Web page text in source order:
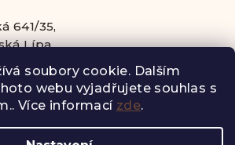
soubory cookie. Dalším
webu vyjadřujete souhlas s
Více informací zde.
641/35,
Lípa
Instagram